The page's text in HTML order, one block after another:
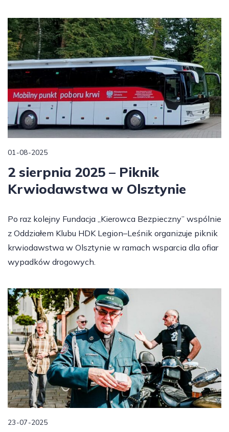
01-08-2025
2 sierpnia 2025 – Piknik
Krwiodawstwa w Olsztynie
Po raz kolejny Fundacja „Kierowca Bezpieczny” wspólnie
z Oddziałem Klubu HDK Legion–Leśnik organizuje piknik
krwiodawstwa w Olsztynie w ramach wsparcia dla ofiar
wypadków drogowych.
23-07-2025